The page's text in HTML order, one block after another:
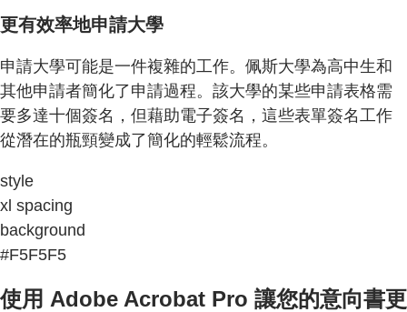
更有效率地申請大學
申請大學可能是一件複雜的工作。佩斯大學為高中生和
其他申請者簡化了申請過程。該大學的某些申請表格需
要多達十個簽名，但藉助電子簽名，這些表單簽名工作
從潛在的瓶頸變成了簡化的輕鬆流程。
style
xl spacing
background
#F5F5F5
使用 Adobe Acrobat Pro 讓您的意向書更